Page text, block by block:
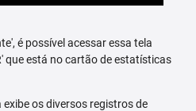
é possível acessar essa tela
que está no cartão de estatísticas
os diversos registros de